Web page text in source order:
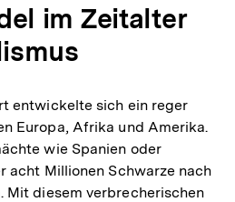
im Zeitalter
entwickelte sich ein reger
Europa, Afrika und Amerika.
wie Spanien oder
acht Millionen Schwarze nach
Mit diesem verbrecherischen